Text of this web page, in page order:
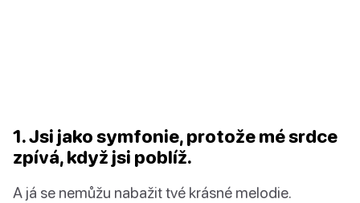
1. Jsi jako symfonie, protože mé srdce
zpívá, když jsi poblíž.
A já se nemůžu nabažit tvé krásné melodie.